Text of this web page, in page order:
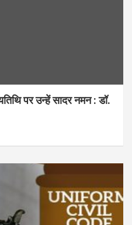
पर उन्हें सादर नमन : डॉ.